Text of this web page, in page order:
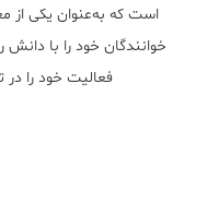
است که به‌عنوان یکی از
خوانندگان خود را با
فعالیت خود را در تابستان ۱۳۹۵